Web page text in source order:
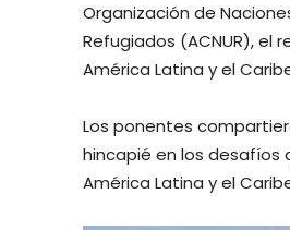
Organización de
Refugiados (ACNUR), el
América Latina y el
Los ponentes
hincapié en los desafíos
América Latina y el